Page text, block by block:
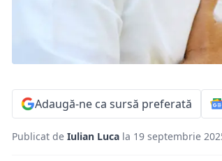
Adaugă-ne ca sursă preferată
Publicat de Iulian Luca la 19 septembrie